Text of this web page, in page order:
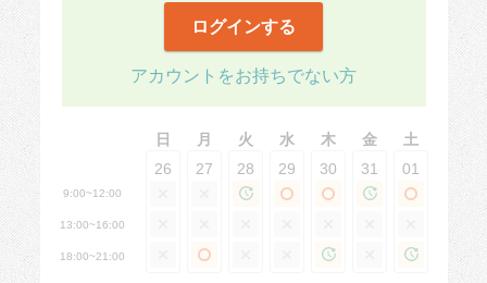
ログインする
アカウントをお持ちでない方
日 月 火 水 木 金 土
9:00~12:00
13:00~16:00
18:00~21:00
26 27 28 29 30 31 01